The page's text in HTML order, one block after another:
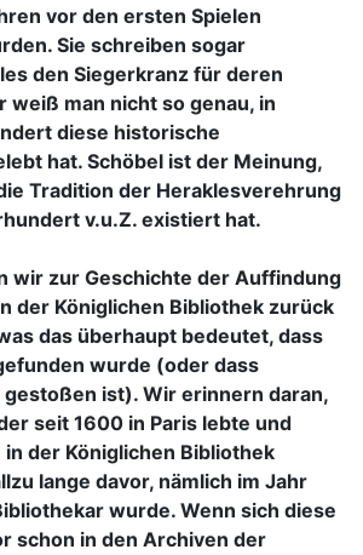
vor den ersten Spielen
Sie schreiben sogar
den Siegerkranz für deren
weiß man nicht so genau, in
diese historische
hat. Schöbel ist der Meinung,
Tradition der Heraklesverehrung
v.u.Z. existiert hat.
wir zur Geschichte der Auffindung
der Königlichen Bibliothek zurück
das überhaupt bedeutet, dass
wurde (oder dass
gestoßen ist). Wir erinnern daran,
seit 1600 in Paris lebte und
der Königlichen Bibliothek
lange davor, nämlich im Jahr
wurde. Wenn sich diese
schon in den Archiven der